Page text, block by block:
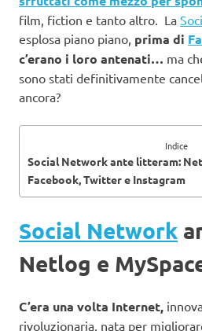
film, fiction e tanto altro. La
esplosa piano piano, prima di
c’erano i loro antenati… ma
sono stati definitivamente
ancora?
Indice
Social Network ante litteram:
Facebook, Twitter e Instagram
Social Network
Netlog e
C’era una volta Internet,
rivoluzionaria, nata per